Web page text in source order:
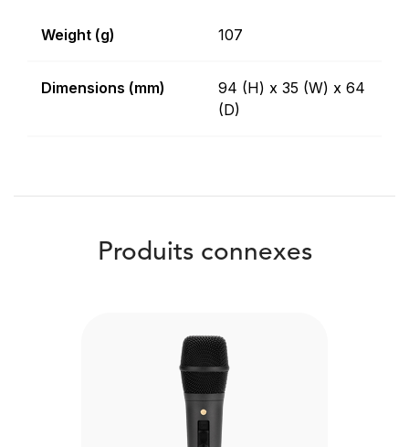
Weight (g) 107
Dimensions (mm)
94 (H) x 35 (W) x 64
(D)
Produits connexes